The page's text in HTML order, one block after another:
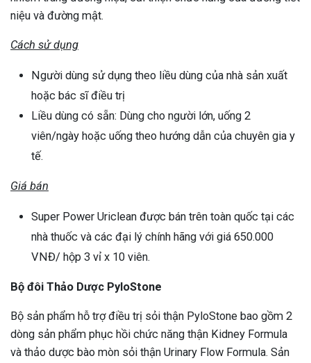
niệu và đường mật.
Cách sử dụng
Người dùng sử dụng theo liều dùng của nhà sản xuất
hoặc bác sĩ điều trị
Liều dùng có sẵn: Dùng cho người lớn, uống 2
viên/ngày hoặc uống theo hướng dẫn của chuyên gia y
tế.
Giá bán
Super Power Uriclean được bán trên toàn quốc tại các
nhà thuốc và các đại lý chính hãng với giá 650.000
VNĐ/ hộp 3 vỉ x 10 viên.
Bộ đôi Thảo Dược PyloStone
Bộ sản phẩm hỗ trợ điều trị sỏi thận PyloStone bao gồm 2
dòng sản phẩm phục hồi chức năng thận Kidney Formula
và thảo dược bào mòn sỏi thận Urinary Flow Formula. Sản